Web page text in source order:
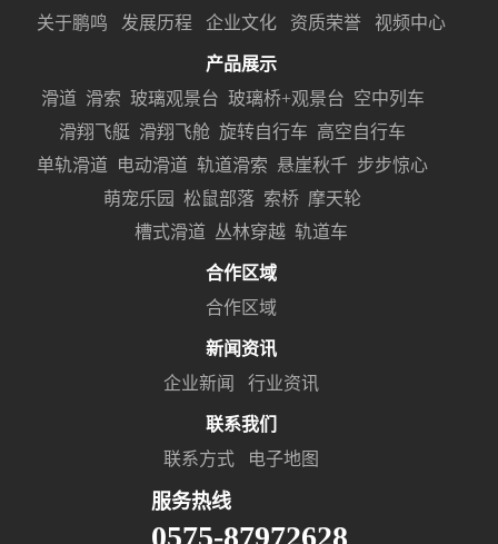
关于鹏鸣
发展历程 企业文化 资质荣誉 视频中心
产品展示
滑道 滑索 玻璃观景台 玻璃桥+观景台 空中列车
滑翔飞艇 滑翔飞舱 旋转自行车 高空自行车
单轨滑道
电动滑道 轨道滑索 悬崖秋千 步步惊心
萌宠乐园
松鼠部落 索桥 摩天轮
槽式滑道 丛林穿越 轨道车
合作区域
合作区域
新闻资讯
企业新闻
行业资讯
联系我们
联系方式
电子地图
服务热线
0575-87972628